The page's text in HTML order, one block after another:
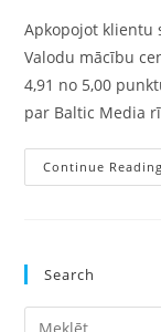
Apkopojot klientu
Valodu mācību
4,91 no 5,00
par Baltic Media
Continue Reading
Search